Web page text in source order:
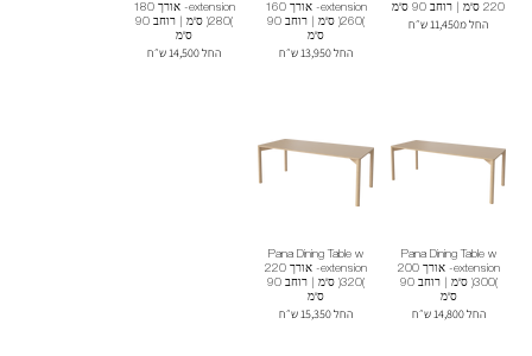
220 ס"מ | רוחב 90 ס"מ
החל מ11,450 ש״ח
extension- אורך 160
(260) ס"מ | רוחב 90
ס"מ
החל 13,950 ש״ח
extension- אורך 180
(280) ס"מ | רוחב 90
ס"מ
החל 14,500 ש״ח
Pana Dining Table w
extension- אורך 200
(300) ס"מ | רוחב 90
ס"מ
החל 14,800 ש״ח
Pana Dining Table w
extension- אורך 220
(320) ס"מ | רוחב 90
ס"מ
החל 15,350 ש״ח